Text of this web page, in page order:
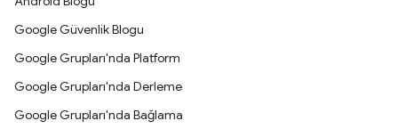
Google Güvenlik Blogu
Google Grupları'nda Platform
Google Grupları'nda Derleme
Google Grupları'nda Bağlama